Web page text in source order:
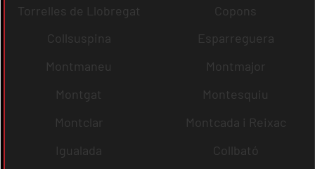
Torrelles de Llobregat
Copons
Collsuspina
Esparreguera
Montmaneu
Montmajor
Montgat
Montesquiu
Montclar
Montcada i Reixac
Igualada
Collbató